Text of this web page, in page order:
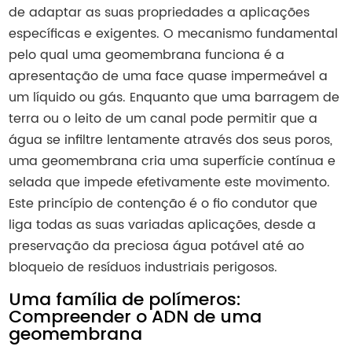
de adaptar as suas propriedades a aplicações
específicas e exigentes. O mecanismo fundamental
pelo qual uma geomembrana funciona é a
apresentação de uma face quase impermeável a
um líquido ou gás. Enquanto que uma barragem de
terra ou o leito de um canal pode permitir que a
água se infiltre lentamente através dos seus poros,
uma geomembrana cria uma superfície contínua e
selada que impede efetivamente este movimento.
Este princípio de contenção é o fio condutor que
liga todas as suas variadas aplicações, desde a
preservação da preciosa água potável até ao
bloqueio de resíduos industriais perigosos.
Uma família de polímeros:
Compreender o ADN de uma
geomembrana